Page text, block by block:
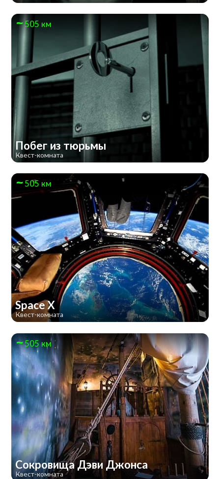
505 км
Побег из тюрьмы
Квест-комната
505 км
Space X
Квест-комната
505 км
Сокровища Дэви Джонса
Квест-комната